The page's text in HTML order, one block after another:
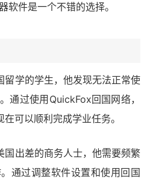
软件是一个不错的选择。
留学的学生，他发现无法正常使
通过使用QuickFox回国网络，
可以顺利完成学业任务。
国出差的商务人士，他需要频繁
通过调整软件设置和使用回国